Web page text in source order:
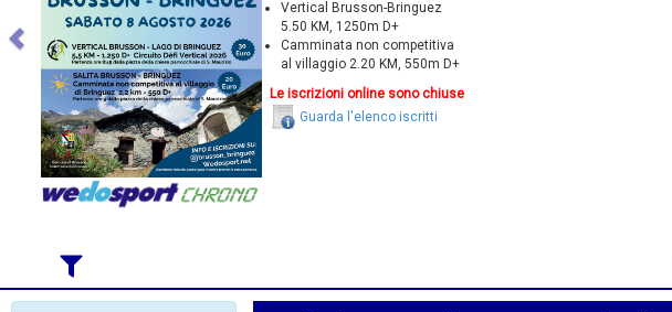
Vertical Brusson-Bringuez
5.50 KM, 1250m D+
Camminata non competitiva
al villaggio 2.20 KM, 550m D+
Le iscrizioni online sono chiuse
Guarda l'elenco iscritti